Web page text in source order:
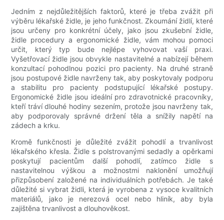
Jedním z nejdůležitějších faktorů, které je třeba zvážit při
výběru lékařské židle, je jeho funkčnost. Zkoumání židlí, které
jsou určeny pro konkrétní účely, jako jsou zkušební židle,
židle procedury a ergonomické židle, vám mohou pomoci
určit, který typ bude nejlépe vyhovovat vaší praxi.
Vyšetřovací židle jsou obvykle nastavitelné a nabízejí během
konzultací pohodlnou pozici pro pacienty. Na druhé straně
jsou postupové židle navrženy tak, aby poskytovaly podporu
a stabilitu pro pacienty podstupující lékařské postupy.
Ergonomické židle jsou ideální pro zdravotnické pracovníky,
kteří tráví dlouhé hodiny sezením, protože jsou navrženy tak,
aby podporovaly správné držení těla a snížily napětí na
zádech a krku.
Kromě funkčnosti je důležité zvážit pohodlí a trvanlivost
lékařského křesla. Židle s polstrovanými sedadly a opěrkami
poskytují pacientům další pohodlí, zatímco židle s
nastavitelnou výškou a možnostmi naklonění umožňují
přizpůsobení založené na individuálních potřebách. Je také
důležité si vybrat židli, která je vyrobena z vysoce kvalitních
materiálů, jako je nerezová ocel nebo hliník, aby byla
zajištěna trvanlivost a dlouhověkost.